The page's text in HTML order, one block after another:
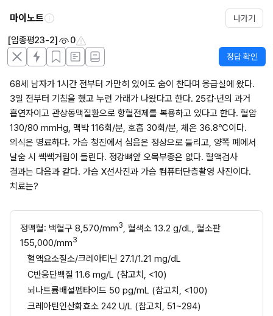
마이노트 나가기
[임종평23-2] 0
정답 확인
68세 남자가 1시간 전부터 가만히 있어도 숨이 찬다며 응급실에 왔다.
3일 전부터 기침을 했고 누런 가래가 나왔다고 한다. 25갑·년의 과거
흡연자이고 관상동맥질환으로 항혈전제를 복용하고 있다고 한다. 혈압
130/80 mmHg, 맥박 116회/분, 호흡 30회/분, 체온 36.8℃이다.
의식은 명료하다. 가슴 청진에서 심음은 정상으로 들리고, 양쪽 폐에서
날숨 시 쌕쌕거림이 들린다. 정강뼈앞 오목부종은 없다. 혈액검사
결과는 다음과 같다. 가슴 X선사진과 가슴 컴퓨터단층촬영 사진이다.
치료는?
정맥혈: 백혈구 8,570/mm3, 혈색소 13.2 g/dL, 혈소판
155,000/mm3
혈액요소질소/크레아티닌 27.1/1.21 mg/dL
C반응단백질 11.6 mg/L (참고치, <10)
뇌나트륨배설펩타이드 50 pg/mL (참고치, <100)
크레아틴인산화효소 242 U/L (참고치, 51~294)